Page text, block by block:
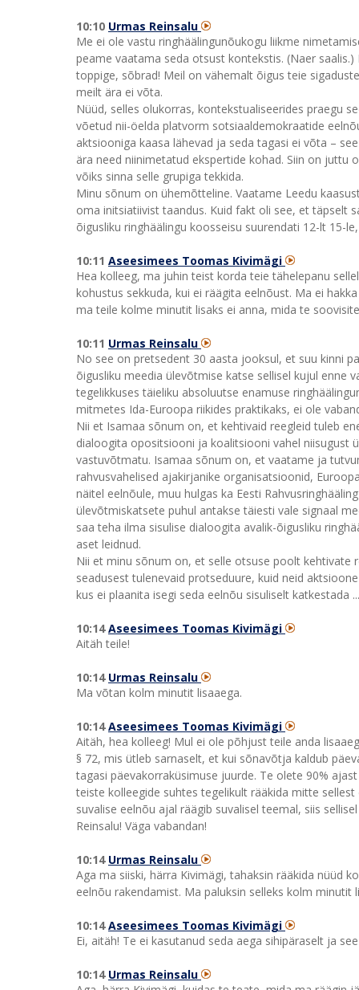
10:10 Urmas Reinsalu
Me ei ole vastu ringhäälingunõukogu liikme
peame vaatama seda otsust kontekstis. (Naer
toppige, sõbrad! Meil on vähemalt õigus teie
meilt ära ei võta.
Nüüd, selles olukorras, kontekstualiseerides praegu
võetud nii-öelda platvorm sotsiaaldemokraatide
aktsiooniga kaasa lähevad ja seda tagasi ei võta –
ära need niinimetatud ekspertide kohad. Siin on juttu
võiks sinna selle grupiga tekkida.
Minu sõnum on ühemõtteline. Vaatame Leedu
oma initsiatiivist taandus. Kuid fakt oli see, et täpselt
õigusliku ringhäälingu koosseisu suurendati 12-lt 15-
10:11 Aseesimees Toomas Kivimägi
Hea kolleeg, ma juhin teist korda teie tähelepanu
kohustus sekkuda, kui ei räägita eelnõust. Ma ei
ma teile kolme minutit lisaks ei anna, mida te
10:11 Urmas Reinsalu
No see on pretsedent 30 aasta jooksul, et suu kinni
õigusliku meedia ülevõtmise katse sellisel kujul enne
tegelikkuses täieliku absoluutse enamuse
mitmetes Ida-Euroopa riikides praktikaks, ei ole
Nii et Isamaa sõnum on, et kehtivaid reegleid tuleb
dialoogita opositsiooni ja koalitsiooni vahel niisugust
vastuvõtmatu. Isamaa sõnum on, et vaatame ja
rahvusvahelised ajakirjanike organisatsioonid,
näitel eelnõule, muu hulgas ka Eesti
ülevõtmiskatsete puhul antakse täiesti vale signaal
saa teha ilma sisulise dialoogita avalik-õigusliku
aset leidnud.
Nii et minu sõnum on, et selle otsuse poolt kehtivate
seadusest tulenevaid protseduure, kuid neid
kus ei plaanita isegi seda eelnõu sisuliselt katkestada
10:14Aseesimees Toomas Kivimägi
Aitäh teile!
10:14 Urmas Reinsalu
Ma võtan kolm minutit lisaaega.
10:14Aseesimees Toomas Kivimägi
Aitäh, hea kolleeg! Mul ei ole põhjust teile anda
§ 72, mis ütleb sarnaselt, et kui sõnavõtja kaldub
tagasi päevakorraküsimuse juurde. Te olete 90%
teiste kolleegide suhtes tegelikult rääkida mitte
suvalise eelnõu ajal räägib suvalisel teemal, siis
Reinsalu! Väga vabandan!
10:14 Urmas Reinsalu
Aga ma siiski, härra Kivimägi, tahaksin rääkida nüüd
eelnõu rakendamist. Ma paluksin selleks kolm minutit
10:14Aseesimees Toomas Kivimägi
Ei, aitäh! Te ei kasutanud seda aega sihipäraselt ja
10:14 Urmas Reinsalu